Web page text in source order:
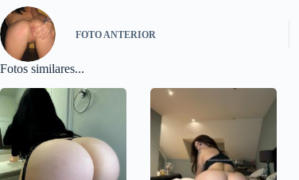
FOTOANTERIOR
Fotos similares...